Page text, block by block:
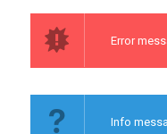
Error
Info